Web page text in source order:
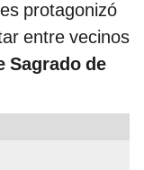
protagonizó
entre vecinos
Sagrado de